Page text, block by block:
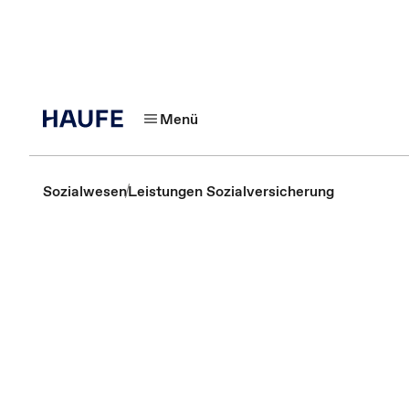
Menü
SozialwesenLeistungen Sozialversicherung